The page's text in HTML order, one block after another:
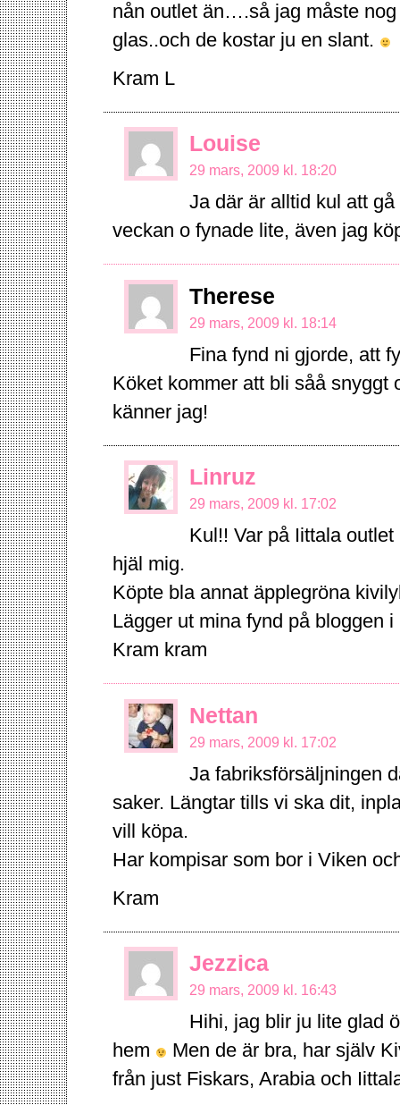
nån outlet än….så jag måste
glas..och de kostar ju en slant.
Kram L
Louise
29 mars, 2009 kl. 18:20
Ja där är alltid kul att
veckan o fynade lite, även jag
Therese
29 mars, 2009 kl. 18:14
Fina fynd ni gjorde, att
Köket kommer att bli såå snyggt
känner jag!
Linruz
29 mars, 2009 kl. 17:02
Kul!! Var på Iittala
hjäl mig.
Köpte bla annat äpplegröna
Lägger ut mina fynd på bloggen i
Kram kram
Nettan
29 mars, 2009 kl. 17:02
Ja fabriksförsäljningen
saker. Längtar tills vi ska dit,
vill köpa.
Har kompisar som bor i Viken
Kram
Jezzica
29 mars, 2009 kl. 16:43
Hihi, jag blir ju lite glad
hem
Men de är bra, har själv
från just Fiskars, Arabia och